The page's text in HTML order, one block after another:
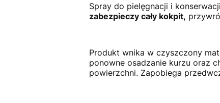
Spray do pielęgnacji i
zabezpieczy cały kokpit,
Produkt wnika w czyszczony
ponowne osadzanie kurzu oraz
powierzchni. Zapobiega